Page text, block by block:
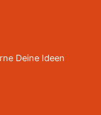
Deine Ideen